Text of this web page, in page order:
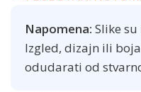
Napomena: Slike
Izgled, dizajn ili
odudarati od